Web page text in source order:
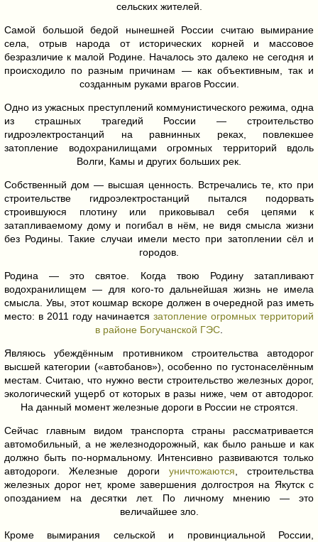
сельских жителей.
Самой большой бедой нынешней России считаю вымирание
села, отрыв народа от исторических корней и массовое
безразличие к малой Родине. Началось это далеко не сегодня и
происходило по разным причинам — как объективным, так и
созданным руками врагов России.
Одно из ужасных преступлений коммунистического режима, одна
из страшных трагедий России — строительство
гидроэлектростанций на равнинных реках, повлекшее
затопление водохранилищами огромных территорий вдоль
Волги, Камы и других больших рек.
Собственный дом — высшая ценность. Встречались те, кто при
строительстве гидроэлектростанций пытался подорвать
строившуюся плотину или приковывал себя цепями к
затапливаемому дому и погибал в нём, не видя смысла жизни
без Родины. Такие случаи имели место при затоплении сёл и
городов.
Родина — это святое. Когда твою Родину затапливают
водохранилищем — для кого-то дальнейшая жизнь не имела
смысла. Увы, этот кошмар вскоре должен в очередной раз иметь
место: в 2011 году начинается затопление огромных территорий
в районе Богучанской ГЭС
Являюсь убеждённым противником строительства автодорог
высшей категории («автобанов»), особенно по густонаселённым
местам. Считаю, что нужно вести строительство железных дорог,
экологический ущерб от которых в разы ниже, чем от автодорог.
На данный момент железные дороги в России не строятся.
Сейчас главным видом транспорта страны рассматривается
автомобильный, а не железнодорожный, как было раньше и как
должно быть по-нормальному. Интенсивно развиваются только
автодороги. Железные дороги уничтожаются , строительства
железных дорог нет, кроме завершения долгостроя на Якутск с
опозданием на десятки лет. По личному мнению — это
величайшее зло.
Кроме вымирания сельской и провинциальной России,